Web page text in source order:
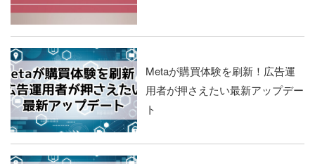
Metaが購買体験を刷新！広告運
用者が押さえたい最新アップデー
ト